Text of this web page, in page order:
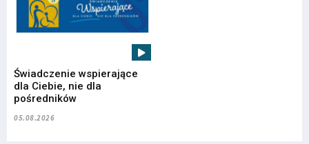
Świadczenie wspierające
dla Ciebie, nie dla
pośredników
05.08.2026